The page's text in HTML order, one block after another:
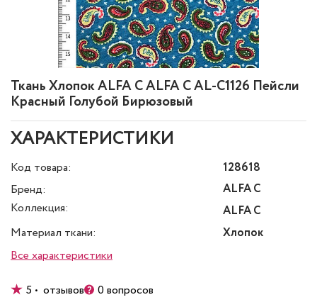
Ткань Хлопок ALFA C ALFA C AL-C1126 Пейсли
Красный Голубой Бирюзовый
ХАРАКТЕРИСТИКИ
Код товара:
128618
Бренд:
ALFA C
Коллекция:
ALFA C
Материал ткани:
Хлопок
Все характеристики
5 • отзывов 0 вопросов